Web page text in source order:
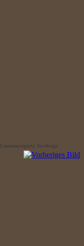
Linedanceparty Sowbugs